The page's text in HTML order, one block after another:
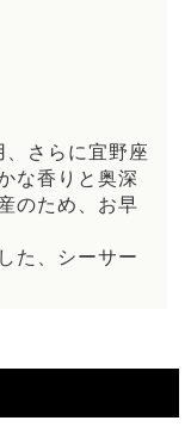
、さらに宜野座
な香りと奥深
のため、お早
た、シーサー